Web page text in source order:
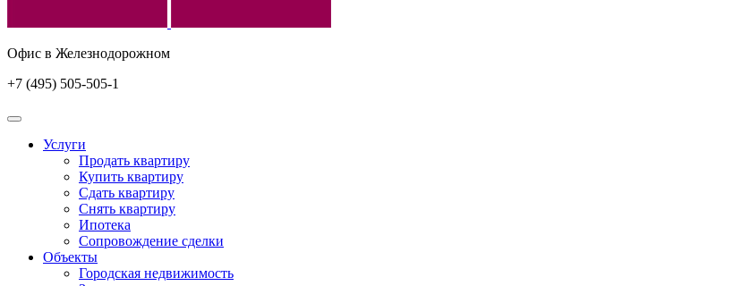
Офис в Железнодорожном
+7 (495) 505-505-1
Услуги
Продать квартиру
Купить квартиру
Сдать квартиру
Снять квартиру
Ипотека
Сопровождение сделки
Объекты
Городская недвижимость